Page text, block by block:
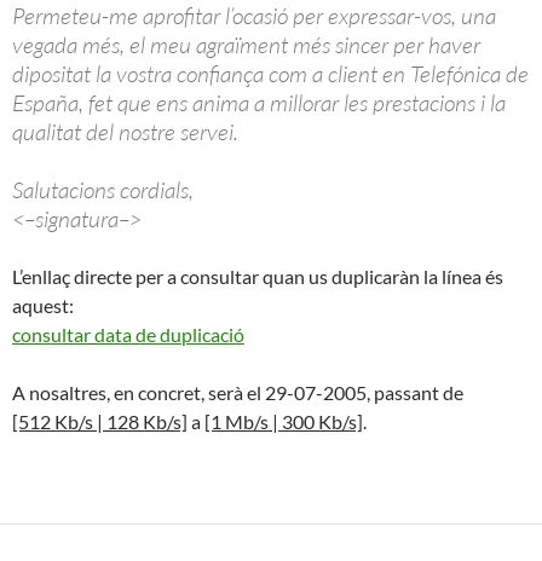
Permeteu-me aprofitar l’ocasió per expressar-vos, una
vegada més, el meu agraïment més sincer per haver
dipositat la vostra confiança com a client en Telefónica de
España, fet que ens anima a millorar les prestacions i la
qualitat del nostre servei.
Salutacions cordials,
<–signatura–>
L’enllaç directe per a consultar quan us duplicaràn la línea és
aquest:
consultar data de duplicació
A nosaltres, en concret, serà el 29-07-2005, passant de
[512 Kb/s | 128 Kb/s] a [1 Mb/s | 300 Kb/s].